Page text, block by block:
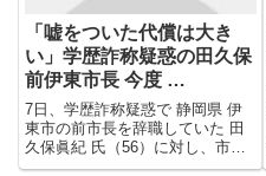
「嘘をついた代償は大き
い」学歴詐称疑惑の田久保
前伊東市長 今度 …
7日、学歴詐称疑惑で 静岡県 伊
東市の前市長を辞職していた 田
久保眞紀 氏（56）に対し、市民
の有志が 監査委員 へ住民監査請